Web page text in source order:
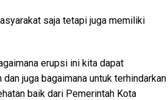
saja tetapi juga memiliki
erupsi ini kita dapat
juga bagaimana untuk terhindarkan
baik dari Pemerintah Kota